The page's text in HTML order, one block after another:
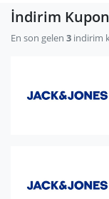
İndirim
En son gelen 3 indirim